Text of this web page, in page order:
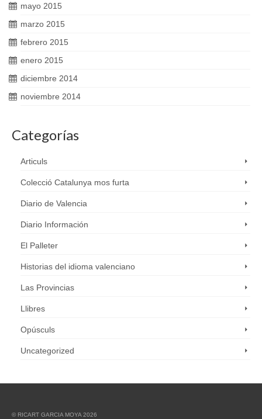
mayo 2015
marzo 2015
febrero 2015
enero 2015
diciembre 2014
noviembre 2014
Categorías
Articuls
Colecció Catalunya mos furta
Diario de Valencia
Diario Información
El Palleter
Historias del idioma valenciano
Las Provincias
Llibres
Opúsculs
Uncategorized
© RICART GARCIA MOYA 2026